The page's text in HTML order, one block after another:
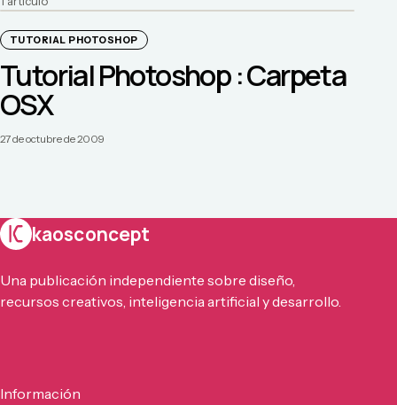
TUTORIAL PHOTOSHOP
Tutorial Photoshop : Carpeta
OSX
27 de octubre de 2009
kaosconcept
Una publicación independiente sobre diseño,
recursos creativos, inteligencia artificial y desarrollo.
Información